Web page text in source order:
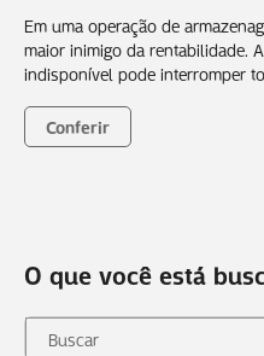
Em uma operação de
maior inimigo da rentabilidade.
indisponível pode interromper
Conferir
O que você está